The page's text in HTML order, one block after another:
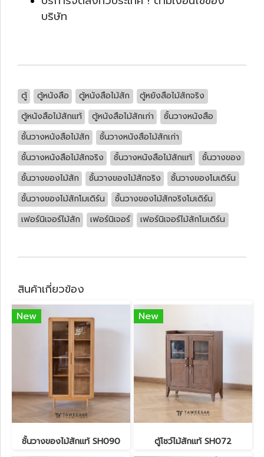
บริษัท
ตู้ ตู้หนังสือ ตู้หนังสือไม้สัก
ตู้หยังสือไม้สักจริง
ตู้หนังสือไม้สักแท้
ตู้หนังสือไม้สักเก่า
ชั้นวางหนังสือ
ชั้นวางหนังสือไม้สัก
ชั้นวางหนังสือไม้สักเก่า
ชั้นวางหนังสือไม้สักจริง
ชั้นวางหนังสือไม้สักแท้
ชั้นวางของ
ชั้นวางของไม้สัก
ชั้นวางของไม้สักจริง
ชั้นวางของโมเดิร์น
ชั้นวางของไม้สักโมเดิร์น
ชั้นวางของไม้สักจริงโมเดิร์น
เฟอร์นิเจอร์ไม้สัก
เฟอร์นิเจอร์ เฟอร์นิเจอร์ไม้สักโมเดิร์น
สินค้าเกี่ยวข้อง
New
ชั้นวางของไม้สักแท้ SH090
New
ตู้โชว์ไม้สักแท้ SH072